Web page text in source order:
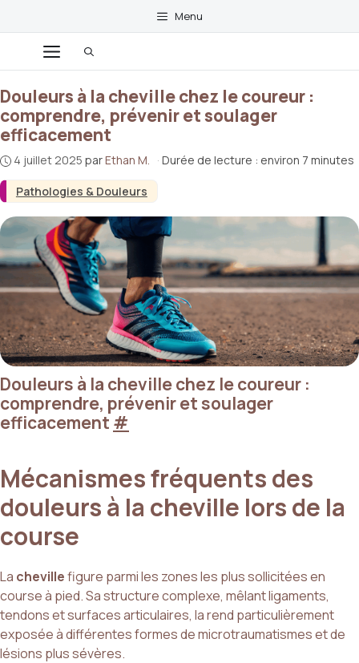
contenu
Menu
Menu
Pathologies & Douleurs
Douleurs à la cheville chez le coureur :
comprendre, prévenir et soulager
efficacement
4 juillet 2025 parEthan M. · Durée de lecture : environ 7 minutes
Douleurs à la cheville chez le coureur :
comprendre, prévenir et soulager
efficacement #
Mécanismes fréquents des
douleurs à la cheville lors de la
course
La chevillefigure parmi les zones les plus sollicitées en
course à pied. Sa structure complexe, mêlant ligaments,
tendons et surfaces articulaires, la rend particulièrement
exposée à différentes formes de microtraumatismes et de
lésions plus sévères.